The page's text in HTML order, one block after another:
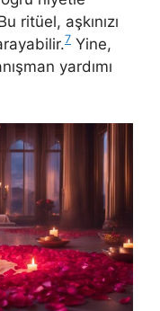
ritüel, aşkınızı
7 Yine,
yardımı